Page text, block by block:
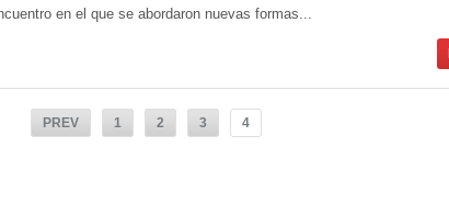
en el que se abordaron nuevas formas...
PREV 1 2 3 4